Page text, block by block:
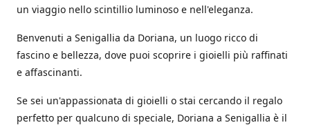
un viaggio nello scintillio luminoso e nell'eleganza.
Benvenuti a Senigallia da Doriana, un luogo ricco di
fascino e bellezza, dove puoi scoprire i gioielli più raffinati
e affascinanti.
Se sei un'appassionata di gioielli o stai cercando il regalo
perfetto per qualcuno di speciale, Doriana a Senigallia è il